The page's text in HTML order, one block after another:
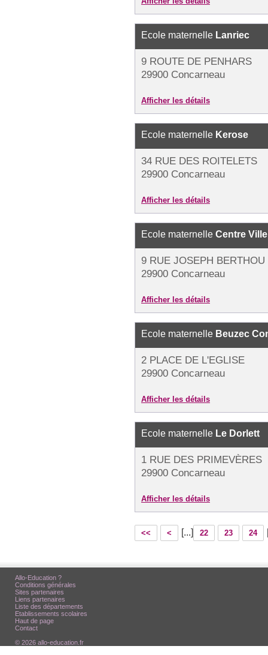
Ecole maternelle Lanriec
9 ROUTE DE PENHARS
29900 Concarneau
Afficher les détails
Ecole maternelle Kerose
34 RUE DES ROITELETS
29900 Concarneau
Afficher les détails
Ecole maternelle Centre Ville
9 RUE JOSEPH BERTHOU
29900 Concarneau
Afficher les détails
Ecole maternelle Beuzec
2 PLACE DE L'EGLISE
29900 Concarneau
Afficher les détails
Ecole maternelle Le Dorlett
1 RUE DES PRIMEVÈRES
29900 Concarneau
Afficher les détails
<< < [...] 22 23 24
Allo-Education ?
Conditions générales
Sites partenaires
Liens partenaires
Liste des départements
Etablissements scolaires
Haut de page
Contact
© 2026 allo-education.fr